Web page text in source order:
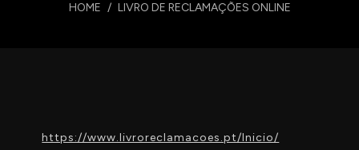
HOME LIVRO DE RECLAMAÇÕES ONLINE
https://www.livroreclamacoes.pt/Inicio/